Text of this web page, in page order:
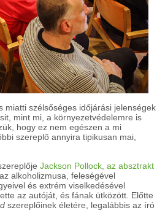
szélsőséges időjárási jelenségek
mint mi, a környezetvédelemre is
hogy ez nem egészen a mi
szereplő annyira tipikusan mai,
Jackson Pollock, az absztrakt
alkoholizmusa, feleségével
és extrém viselkedésével
az autóját, és fának ütközött. Előtte
szereplőinek életére, legalábbis az író